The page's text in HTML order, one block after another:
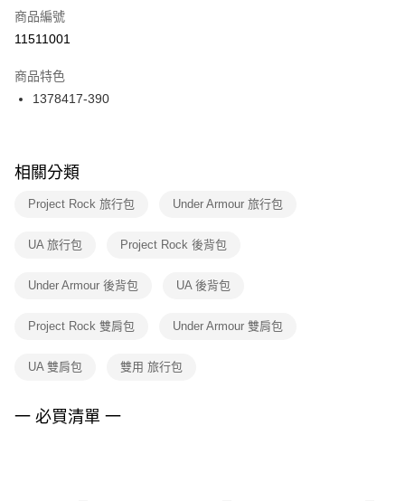
【「AFTEE先享後付」結帳流程】
１．於結帳方式選擇「AFTEE先享後付」後，將跳轉至「AFTEE先享後付」
２．訂單成立數日內，您將收到繳費通知簡訊。
３．收到繳費通知簡訊後14天內，點擊此簡訊中的連結，可透過四大超商／
ATM／網路銀行／等多元方式進行付款，方視為交易完成。
※ 交易是否成功請以「AFTEE先享後付 」之結帳頁面顯示為準，若有關於
是否繳費成功／繳費後需取消欲退款等相關疑問，請聯繫「AFTEE先享後付
客戶支援中心」 https://netprotections.freshdesk.com/support/home
１．透過由恩沛科技股份有限公司提供之「AFTEE先享後付」服務完成之交
權轉讓予恩沛科技股份有限公司。
３．未成年的使用者請事先徵得法定代理人或監護人之同意方可使用
任。
請求用戶進行身份認證。
５．嚴禁一人註冊多個帳號或使用他人資訊註冊。若發現惡意使用之情形，
宅配
每筆NT$100，滿NT$1,500(含以上)免運費
付款後門市自取
每筆NT$100，滿NT$1,500(含以上)免運費
商品編號
11511001
商品特色
1378417-390
相關分類
Project Rock 旅行包 Under Armour 旅行包
UA 旅行包 Project Rock 後背包
Under Armour 後背包 UA 後背包
Project Rock 雙肩包 Under Armour 雙肩包
UA 雙肩包 雙用 旅行包
一 必買清單 一